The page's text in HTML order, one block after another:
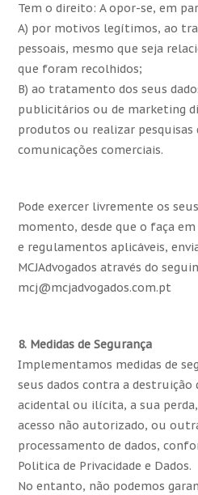
Tem o direito: A opor-se, em
A) por motivos legítimos, ao
pessoais, mesmo que seja
que foram recolhidos;
B) ao tratamento dos seus
publicitários ou de marketing
produtos ou realizar pesquisas
comunicações comerciais.
Pode exercer livremente os
momento, desde que o faça
e regulamentos aplicáveis,
MCJAdvogados através do
mcj@mcjadvogados.com.pt
8. Medidas de Segurança
Implementamos medidas de
seus dados contra a destruição
acidental ou ilícita, a sua
acesso não autorizado, ou
processamento de dados,
Politica de Privacidade e Dados.
No entanto, não podemos